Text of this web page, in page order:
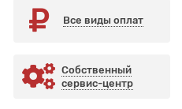
Все виды оплат
Собственный
сервис-центр